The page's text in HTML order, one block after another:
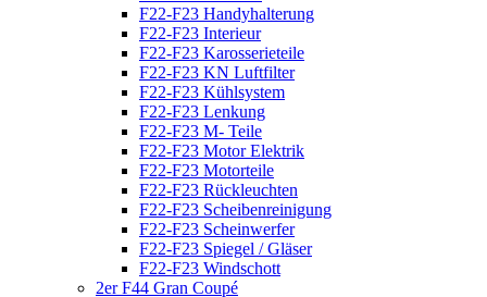
F22-F23 Handyhalterung
F22-F23 Interieur
F22-F23 Karosserieteile
F22-F23 KN Luftfilter
F22-F23 Kühlsystem
F22-F23 Lenkung
F22-F23 M- Teile
F22-F23 Motor Elektrik
F22-F23 Motorteile
F22-F23 Rückleuchten
F22-F23 Scheibenreinigung
F22-F23 Scheinwerfer
F22-F23 Spiegel / Gläser
F22-F23 Windschott
2er F44 Gran Coupé